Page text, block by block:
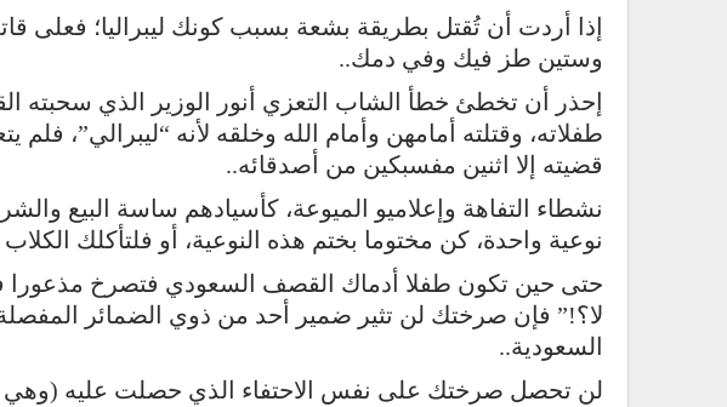
إذا أردت أن تُقتل بطريقة بشعة بسبب كونك ليبراليا؛ فعلى
وستين طز فيك وفي دمك..
إحذر أن تخطئ خطأ الشاب التعزي أنور الوزير الذي سحبته
طفلاته، وقتلته أمامهن وأمام الله وخلقه لأنه “ليبرالي”،
قضيته إلا اثنين مفسبكين من أصدقائه..
نشطاء التفاهة وإعلاميو الميوعة، كأسيادهم ساسة البيع
نوعية واحدة، كن مختوما بختم هذه النوعية، أو فلتأكلك
حتى حين تكون طفلا أدماك القصف السعودي فتصرخ مذعورا
لا؟!” فإن صرختك لن تثير ضمير أحد من ذوي الضمائر
السعودية..
لن تحصل صرختك على نفس الاحتفاء الذي حصلت عليه